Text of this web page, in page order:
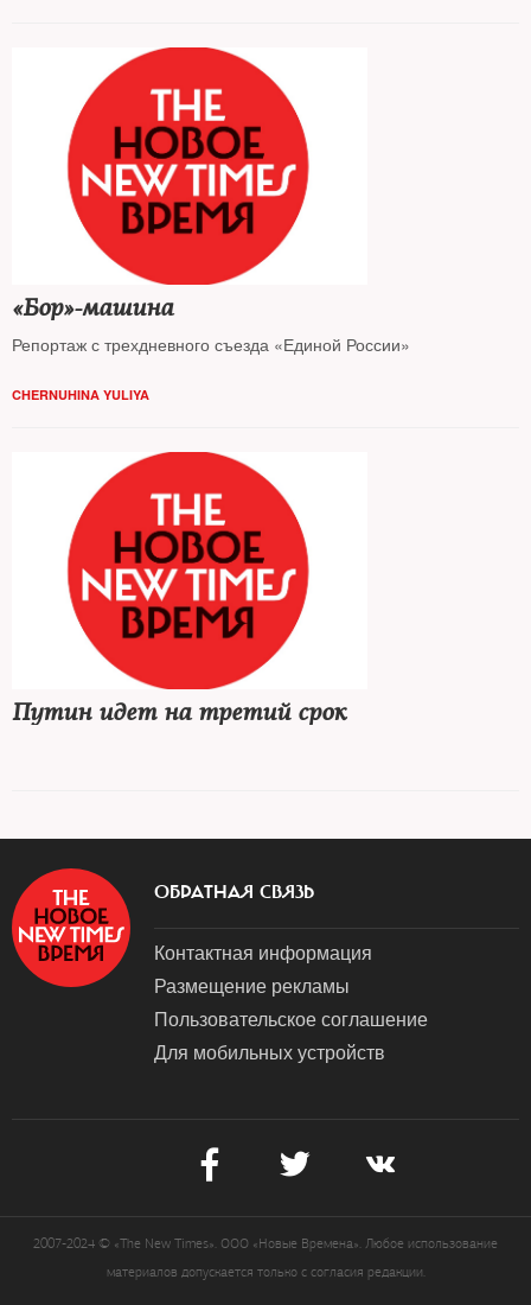
«Бор»-машина
Репортаж с трехдневного съезда «Единой России»
CHERNUHINA YULIYA
Путин идет на третий срок
ОБРАТНАЯ СВЯЗЬ
Контактная информация
Размещение рекламы
Пользовательское соглашение
Для мобильных устройств
2007-2024 © «The New Times». ООО «Новые Времена». Любое использование
материалов допускается только с согласия редакции.